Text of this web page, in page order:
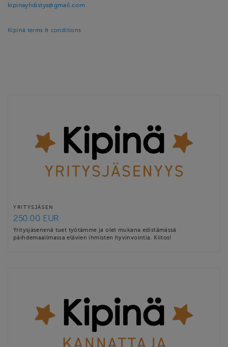
kipinayhdistys@gmail.com
Kipinä terms & conditions
YRITYSJÄSEN
250.00 EUR
Yritysjäsenenä tuet työtämme ja olet mukana edistämässä
päihdemaailmassa elävien ihmisten hyvinvointia. Kiitos!